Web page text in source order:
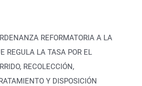
REFORMATORIA A LA
REGULA LA TASA POR EL
RECOLECCIÓN,
Y DISPOSICIÓN